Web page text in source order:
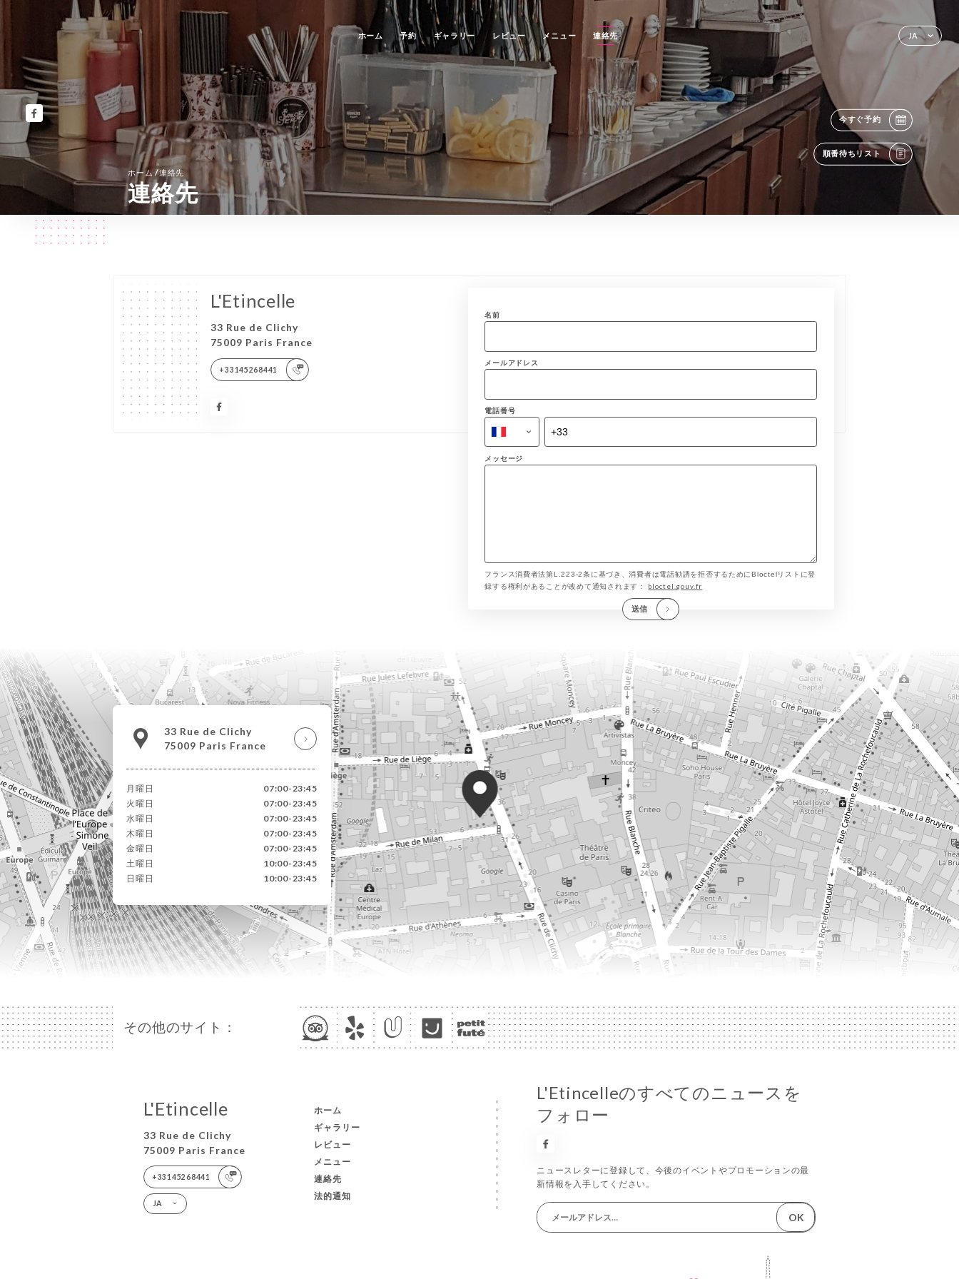
JA
ホーム 予約 ギャラリー レビュー メニュー 連絡先
今すぐ予約
順番待ちリスト
ホーム/連絡先
連絡先
L'Etincelle
33 Rue de Clichy
75009 Paris France
+33145268441
名前
メールアドレス
電話番号
メッセージ
フランス消費者法第L.223-2条に基づき、消費者は電話勧誘を拒否するためにBloctelリストに登
録する権利があることが改めて通知されます： bloctel.gouv.fr
送信
33 Rue de Clichy
75009 Paris France
月曜日
07:00-23:45
火曜日
07:00-23:45
水曜日
07:00-23:45
木曜日
07:00-23:45
金曜日
07:00-23:45
土曜日
10:00-23:45
日曜日
10:00-23:45
その他のサイト：
L'Etincelle
33 Rue de Clichy
75009 Paris France
+33145268441
JA
ホーム
ギャラリー
レビュー
メニュー
連絡先
法的通知
L'Etincelleのすべてのニュースを
フォロー
ニュースレターに登録して、今後のイベントやプロモーションの最
新情報を入手してください。
OK